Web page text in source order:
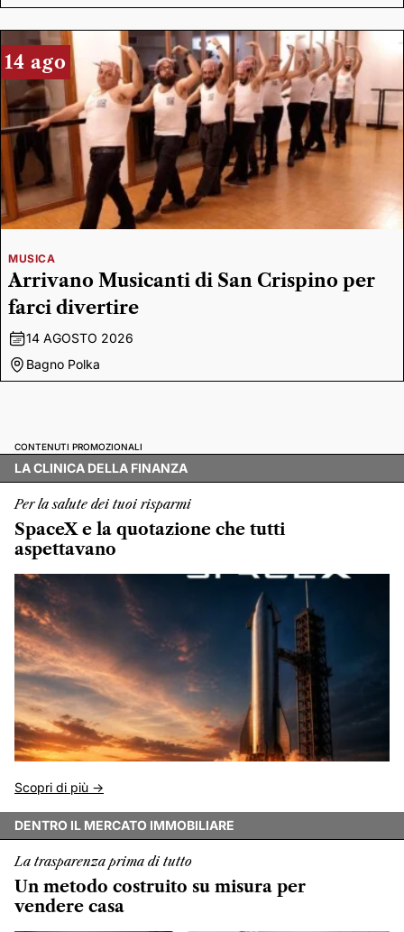
14 ago
MUSICA
Arrivano Musicanti di San Crispino per
farci divertire
14 AGOSTO 2026
Bagno Polka
CONTENUTI PROMOZIONALI
LA CLINICA DELLA FINANZA
Per la salute dei tuoi risparmi
SpaceX e la quotazione che tutti
aspettavano
Scopri di più ->
DENTRO IL MERCATO IMMOBILIARE
La trasparenza prima di tutto
Un metodo costruito su misura per
vendere casa